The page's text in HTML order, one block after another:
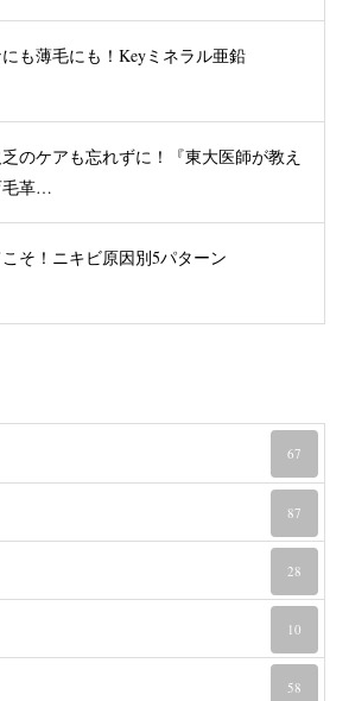
も薄毛にも！Keyミネラル亜鉛
のケアも忘れずに！『東大医師が教え
毛革…
そ！ニキビ原因別5パターン
67
87
28
10
58